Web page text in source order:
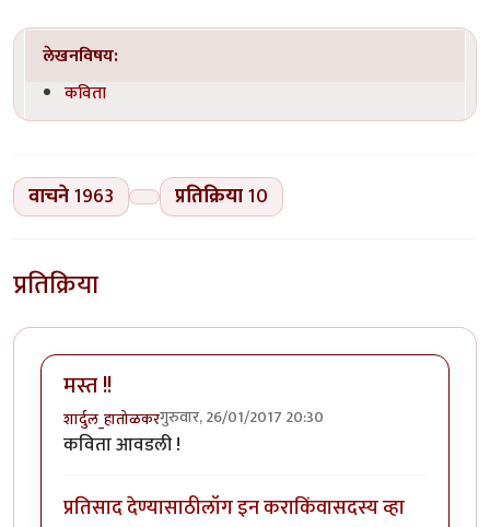
लेखनविषय:
कविता
वाचने1963 प्रतिक्रिया10
प्रतिक्रिया
मस्त !!
शार्दुल_हातोळकरगुरुवार, 26/01/2017 20:30
कविता आवडली !
प्रतिसाद देण्यासाठीलॉग इन कराकिंवासदस्य व्हा